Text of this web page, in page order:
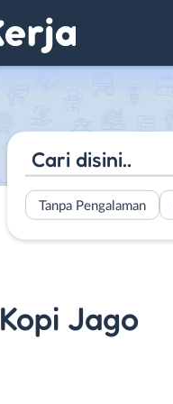
Tanpa Pengalaman
Kopi Jago